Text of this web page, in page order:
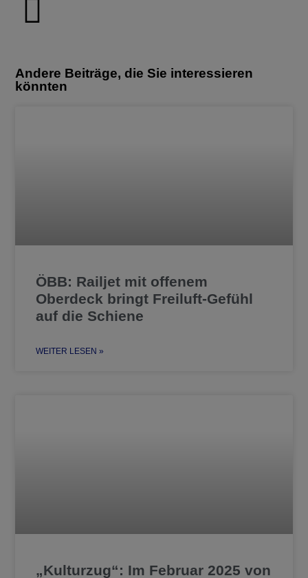
Andere Beiträge, die Sie interessieren
könnten
ÖBB: Railjet mit offenem
Oberdeck bringt Freiluft-Gefühl
auf die Schiene
WEITER LESEN »
„Kulturzug“: Im Februar 2025 von